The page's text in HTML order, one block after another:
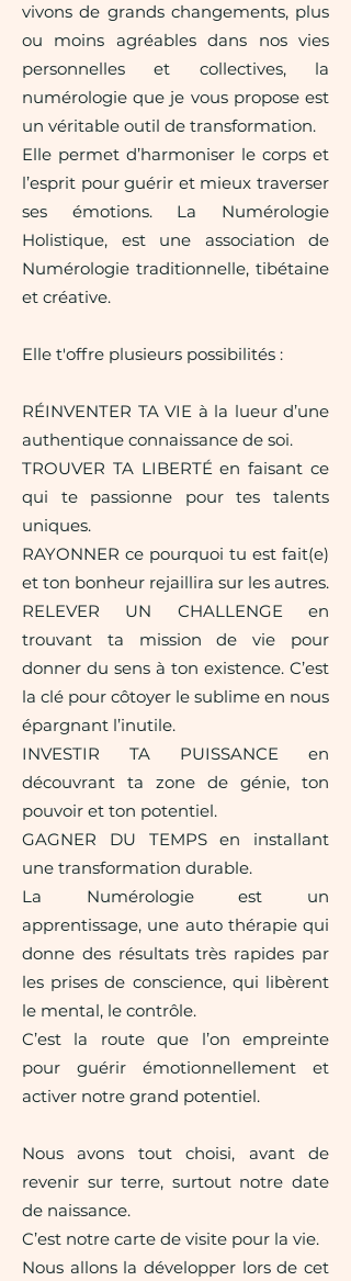
vivons de grands changements, plus
ou moins agréables dans nos vies
personnelles et collectives, la
numérologie que je vous propose est
un véritable outil de transformation.
Elle permet d’harmoniser le corps et
l’esprit pour guérir et mieux traverser
ses émotions. La Numérologie
Holistique, est une association de
Numérologie traditionnelle, tibétaine
et créative.
Elle t'offre plusieurs possibilités :
RÉINVENTER TA VIE à la lueur d’une
authentique connaissance de soi.
TROUVER TA LIBERTÉ en faisant ce
qui te passionne pour tes talents
uniques.
RAYONNER ce pourquoi tu est fait(e)
et ton bonheur rejaillira sur les autres.
RELEVER UN CHALLENGE en
trouvant ta mission de vie pour
donner du sens à ton existence. C’est
la clé pour côtoyer le sublime en nous
épargnant l’inutile.
INVESTIR TA PUISSANCE en
découvrant ta zone de génie, ton
pouvoir et ton potentiel.
GAGNER DU TEMPS en installant
une transformation durable.
La Numérologie est un
apprentissage, une auto thérapie qui
donne des résultats très rapides par
les prises de conscience, qui libèrent
le mental, le contrôle.
C’est la route que l’on empreinte
pour guérir émotionnellement et
activer notre grand potentiel.
Nous avons tout choisi, avant de
revenir sur terre, surtout notre date
de naissance.
C’est notre carte de visite pour la vie.
Nous allons la développer lors de cet